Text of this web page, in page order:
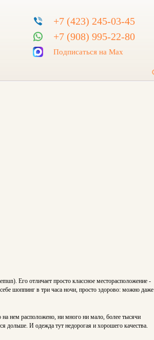
+7 (423) 245-03-45
+7 (908) 995-22-80
Подписаться на Max
Его отличает просто классное месторасположение -
шоппинг в три часа ночи, просто здорово: можно даже
нем расположено, ни много ни мало, более тысячи
дольше. И одежда тут недорогая и хорошего качества.